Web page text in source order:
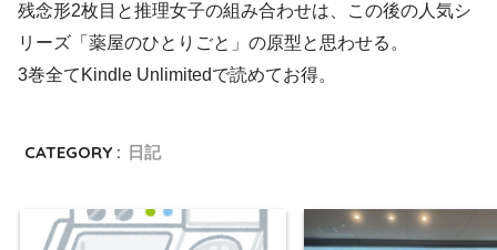
残念形2枚目と推理女子の組み合わせは、この後の人気シ
リーズ「薬屋のひとりごと」の原型と思わせる。
3巻全てKindle Unlimitedで読めてお得。
CATEGORY : 日記